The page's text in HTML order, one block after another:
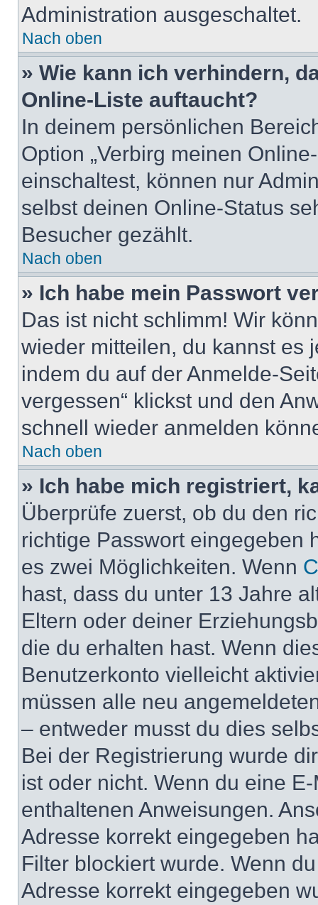
Administration ausgeschaltet.
Nach oben
» Wie kann ich verhindern,
Online-Liste auftaucht?
In deinem persönlichen
Option „Verbirg meinen
einschaltest, können nur
selbst deinen Online-Status
Besucher gezählt.
Nach oben
» Ich habe mein Passwort
Das ist nicht schlimm! Wir
wieder mitteilen, du kannst es
indem du auf der Anmelde-
vergessen“ klickst und den
schnell wieder anmelden
Nach oben
» Ich habe mich registriert,
Überprüfe zuerst, ob du den
richtige Passwort eingegeben
es zwei Möglichkeiten. Wenn
hast, dass du unter 13 Jahre
Eltern oder deiner
die du erhalten hast. Wenn
Benutzerkonto vielleicht
müssen alle neu
– entweder musst du dies
Bei der Registrierung wurde
ist oder nicht. Wenn du eine
enthaltenen Anweisungen.
Adresse korrekt eingegeben
Filter blockiert wurde. Wenn
Adresse korrekt eingegeben